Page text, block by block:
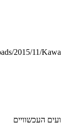
2015/11/